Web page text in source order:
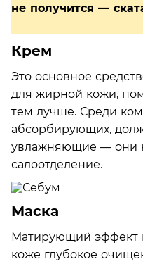
не получится —
Крем
Это основное
для жирной кожи,
тем лучше. Среди
абсорбирующих,
увлажняющие — они
салоотделение.
Маска
Матирующий эффект
коже глубокое